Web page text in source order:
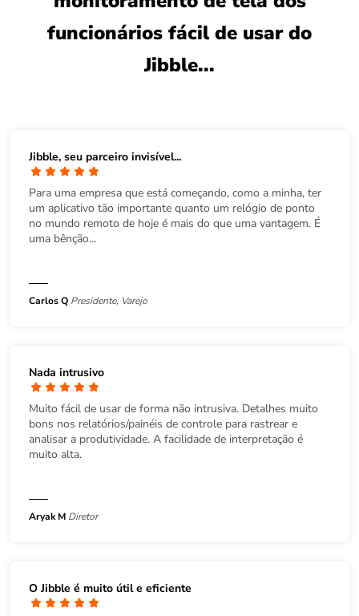
funcionários fácil de usar do
Jibble...
Jibble, seu parceiro invisível...
Para uma empresa que está começando, como a minha, ter
um aplicativo tão importante quanto um relógio de ponto
no mundo remoto de hoje é mais do que uma vantagem. É
uma bênção...
Carlos Q Presidente, Varejo
Nada intrusivo
Muito fácil de usar de forma não intrusiva. Detalhes muito
bons nos relatórios/painéis de controle para rastrear e
analisar a produtividade. A facilidade de interpretação é
muito alta.
Aryak M Diretor
O Jibble é muito útil e eficiente